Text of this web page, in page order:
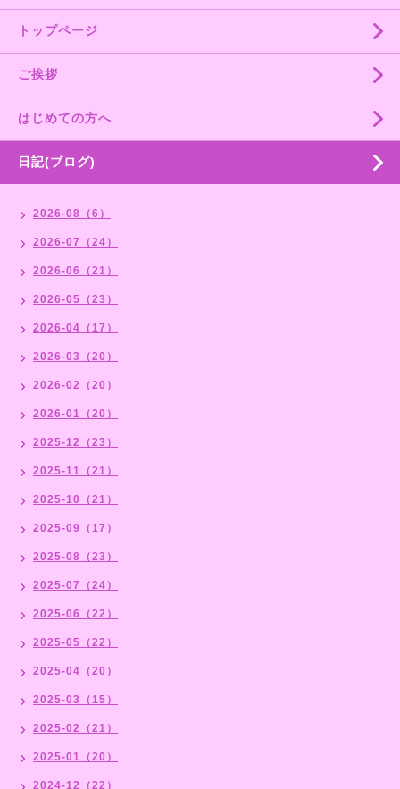
トップページ
ご挨拶
はじめての方へ
日記(ブログ)
2026-08（6）
2026-07（24）
2026-06（21）
2026-05（23）
2026-04（17）
2026-03（20）
2026-02（20）
2026-01（20）
2025-12（23）
2025-11（21）
2025-10（21）
2025-09（17）
2025-08（23）
2025-07（24）
2025-06（22）
2025-05（22）
2025-04（20）
2025-03（15）
2025-02（21）
2025-01（20）
2024-12（22）